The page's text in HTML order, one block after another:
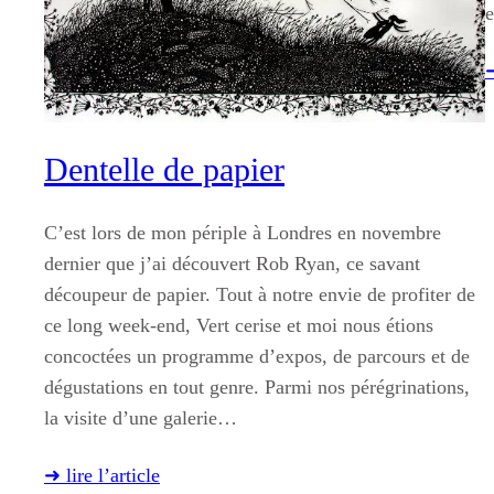
Dentelle de papier
C’est lors de mon périple à Londres en novembre
dernier que j’ai découvert Rob Ryan, ce savant
découpeur de papier. Tout à notre envie de profiter de
ce long week-end, Vert cerise et moi nous étions
concoctées un programme d’expos, de parcours et de
dégustations en tout genre. Parmi nos pérégrinations,
la visite d’une galerie…
➜ lire l’article